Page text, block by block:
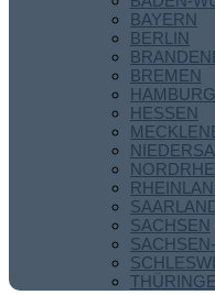
BAYERN
BERLIN
BREMEN
HAMBURG
HESSEN
SACHSEN